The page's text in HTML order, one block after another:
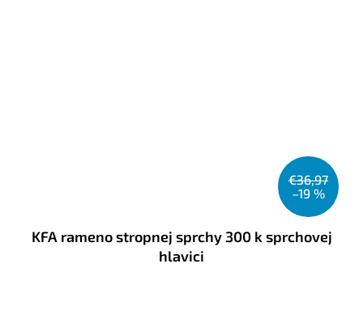
€36,97
–19 %
KFA rameno stropnej sprchy 300 k sprchovej
hlavici